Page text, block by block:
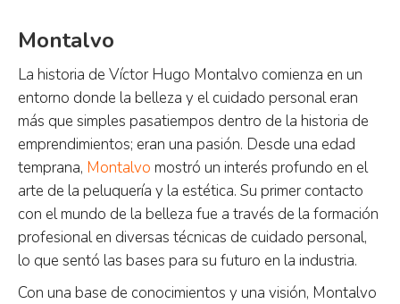
Montalvo
La historia de Víctor Hugo Montalvo comienza en un
entorno donde la belleza y el cuidado personal eran
más que simples pasatiempos dentro de la historia de
emprendimientos; eran una pasión. Desde una edad
temprana, Montalvo mostró un interés profundo en el
arte de la peluquería y la estética. Su primer contacto
con el mundo de la belleza fue a través de la formación
profesional en diversas técnicas de cuidado personal,
lo que sentó las bases para su futuro en la industria.
Con una base de conocimientos y una visión, Montalvo